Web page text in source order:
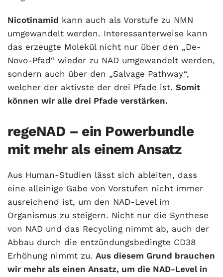
Nicotinamid kann auch als Vorstufe zu NMN
umgewandelt werden. Interessanterweise kann
das erzeugte Molekül nicht nur über den „De-
Novo-Pfad“ wieder zu NAD umgewandelt werden,
sondern auch über den „Salvage Pathway“,
welcher der aktivste der drei Pfade ist.Somit
können wir alle drei Pfade verstärken.
regeNAD – ein Powerbundle
mit mehr als einem Ansatz
Aus Human-Studien lässt sich ableiten, dass
eine alleinige Gabe von Vorstufen nicht immer
ausreichend ist, um den NAD-Level im
Organismus zu steigern. Nicht nur die Synthese
von NAD und das Recycling nimmt ab, auch der
Abbau durch die entzündungsbedingte CD38
Erhöhung nimmt zu.Aus diesem Grund brauchen
wir mehr als einen Ansatz, um die NAD-Level in